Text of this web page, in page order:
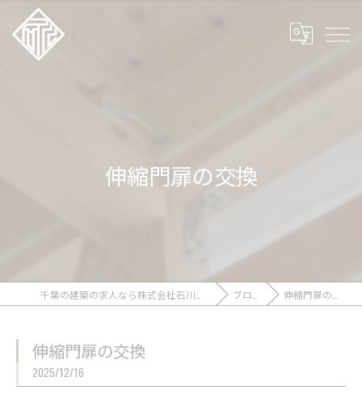
伸縮門扉の交換
ブログ 伸縮門扉の交換
伸縮門扉の交換
2025/12/16